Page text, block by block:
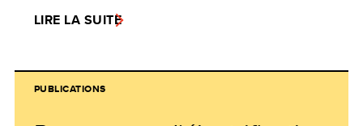
LIRE LA SUITE
PUBLICATIONS